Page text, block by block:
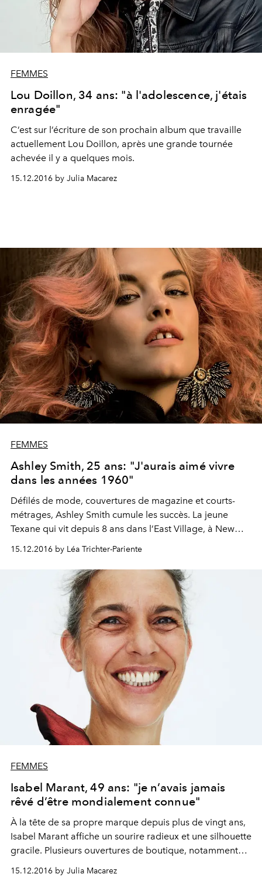
FEMMES
Lou Doillon, 34 ans: "à l'adolescence, j'étais
enragée"
C’est sur l’écriture de son prochain album que travaille
actuellement Lou Doillon, après une grande tournée
achevée il y a quelques mois.
15.12.2016 by Julia Macarez
FEMMES
Ashley Smith, 25 ans: "J'aurais aimé vivre
dans les années 1960"
Défilés de mode, couvertures de magazine et courts-
métrages, Ashley Smith cumule les succès. La jeune
Texane qui vit depuis 8 ans dans l’East Village, à New
férue de musique, elle mène depuis peu une carrière de
DJ et joue déjà dans de célèbres clubs new-yorkais. Son
dernier hobby ? La photographie.
15.12.2016 by Léa Trichter-Pariente
FEMMES
Isabel Marant, 49 ans: "je n’avais jamais
rêvé d’être mondialement connue"
À la tête de sa propre marque depuis plus de vingt ans,
Isabel Marant affiche un sourire radieux et une silhouette
gracile. Plusieurs ouvertures de boutique, notamment
que la création d’un site internet de vente.
15.12.2016 by Julia Macarez